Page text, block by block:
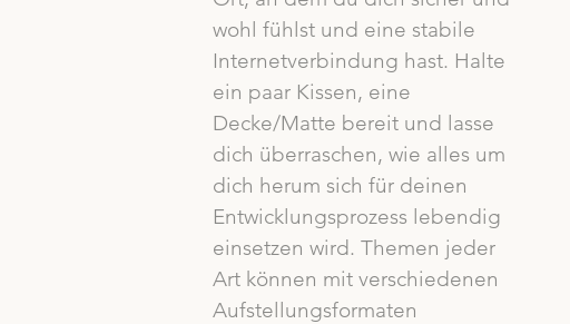
wohl fühlst und eine stabile
Internetverbindung hast. Halte
ein paar Kissen, eine
Decke/Matte bereit und lasse
dich überraschen, wie alles um
dich herum sich für deinen
Entwicklungsprozess lebendig
einsetzen wird. Themen jeder
Art können mit verschiedenen
Aufstellungsformaten